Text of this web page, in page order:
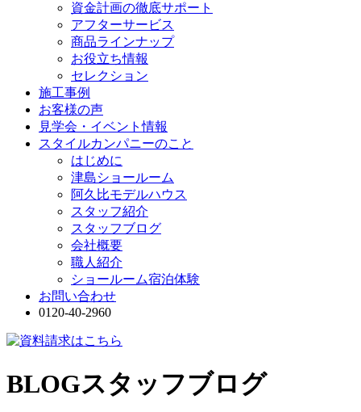
資金計画の徹底サポート
アフターサービス
商品ラインナップ
お役立ち情報
セレクション
施工事例
お客様の声
見学会・イベント情報
スタイルカンパニーのこと
はじめに
津島ショールーム
阿久比モデルハウス
スタッフ紹介
スタッフブログ
会社概要
職人紹介
ショールーム宿泊体験
お問い合わせ
0120-40-2960
BLOGスタッフブログ